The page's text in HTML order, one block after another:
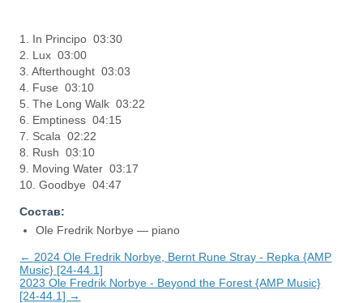
1. In Principo 03:30
2. Lux 03:00
3. Afterthought 03:03
4. Fuse 03:10
5. The Long Walk 03:22
6. Emptiness 04:15
7. Scala 02:22
8. Rush 03:10
9. Moving Water 03:17
10. Goodbye 04:47
Состав:
Ole Fredrik Norbye — piano
← 2024 Ole Fredrik Norbye, Bernt Rune Stray - Repka {AMP
Music} [24-44.1]
2023 Ole Fredrik Norbye - Beyond the Forest {AMP Music}
[24-44.1] →